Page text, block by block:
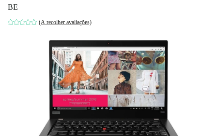
BE
(A recolher avaliações)